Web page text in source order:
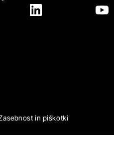
in piškotki